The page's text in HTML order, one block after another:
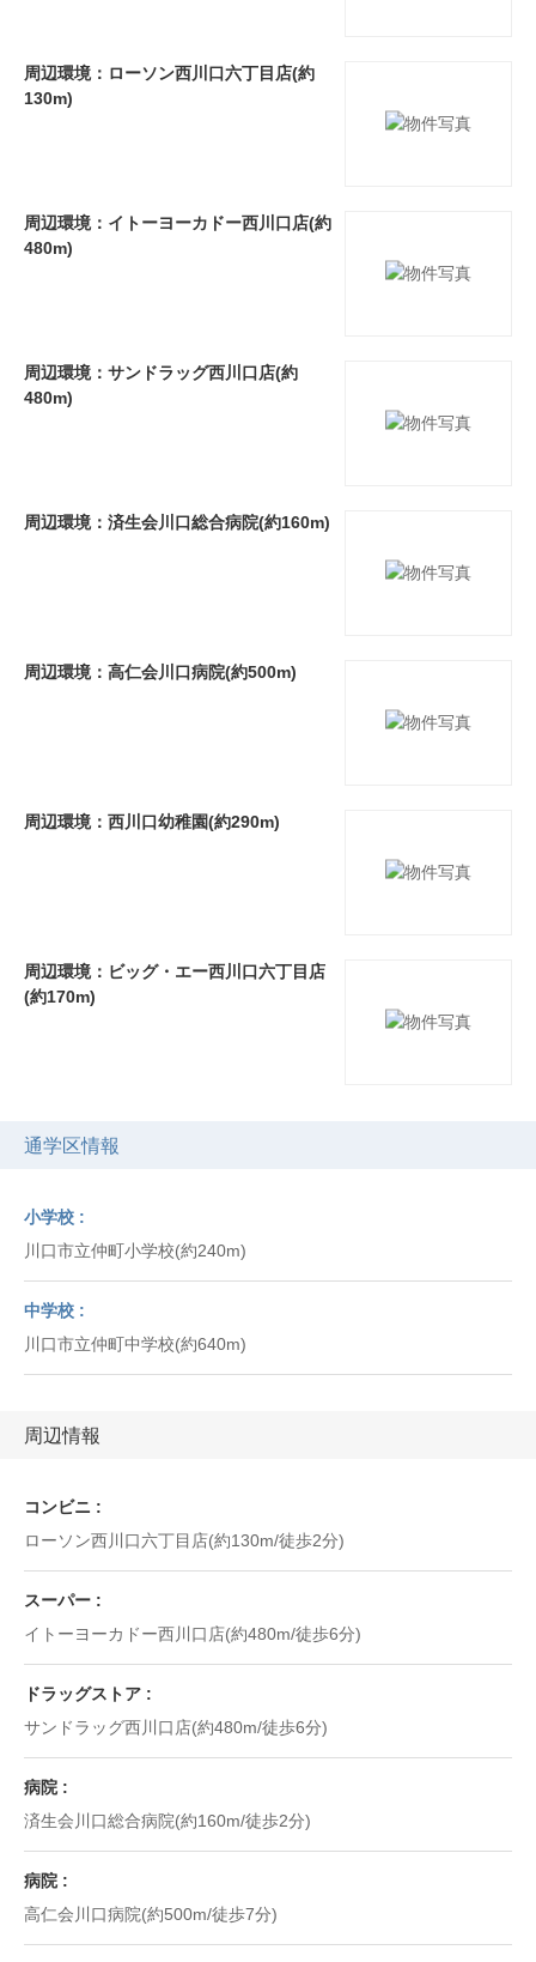
周辺環境：ローソン西川口六丁目店(約
130m)
周辺環境：イトーヨーカドー西川口店(約
480m)
周辺環境：サンドラッグ西川口店(約
480m)
周辺環境：済生会川口総合病院(約160m)
周辺環境：高仁会川口病院(約500m)
周辺環境：西川口幼稚園(約290m)
周辺環境：ビッグ・エー西川口六丁目店
(約170m)
通学区情報
小学校
川口市立仲町小学校(約240m)
中学校
川口市立仲町中学校(約640m)
周辺情報
コンビニ
ローソン西川口六丁目店(約130m/徒歩2分)
スーパー
イトーヨーカドー西川口店(約480m/徒歩6分)
ドラッグストア
サンドラッグ西川口店(約480m/徒歩6分)
病院
済生会川口総合病院(約160m/徒歩2分)
病院
高仁会川口病院(約500m/徒歩7分)